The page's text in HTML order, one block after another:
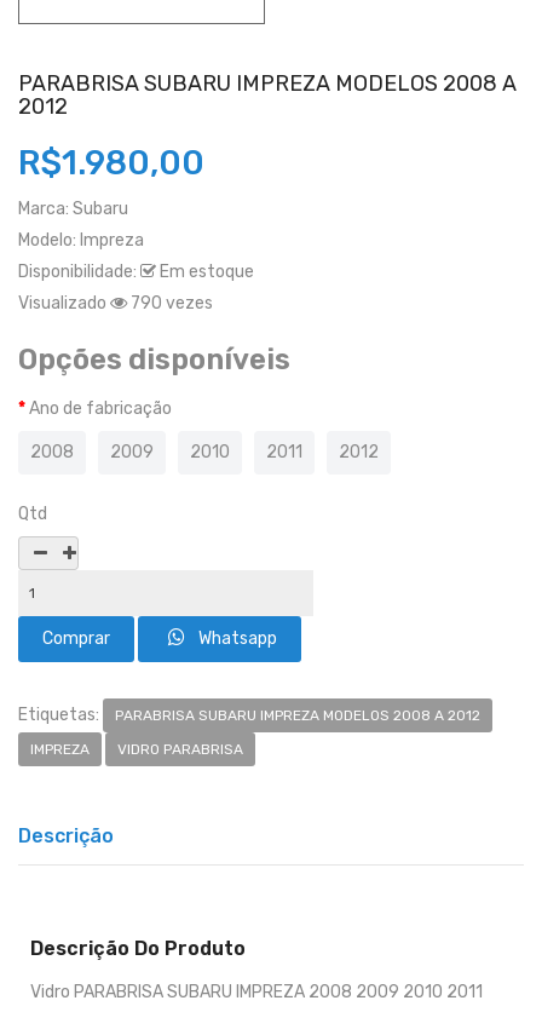
PARABRISA SUBARU IMPREZA MODELOS 2008 A
2012
R$1.980,00
Marca: Subaru
Modelo: Impreza
Disponibilidade:
Em estoque
Visualizado
790 vezes
Opções disponíveis
Ano de fabricação
2008 2009 2010 2011 2012
Qtd
Whatsapp
Etiquetas:
PARABRISA SUBARU IMPREZA MODELOS 2008 A 2012
IMPREZA
VIDRO PARABRISA
Descrição
Descrição Do Produto
Vidro PARABRISA SUBARU IMPREZA 2008 2009 2010 2011